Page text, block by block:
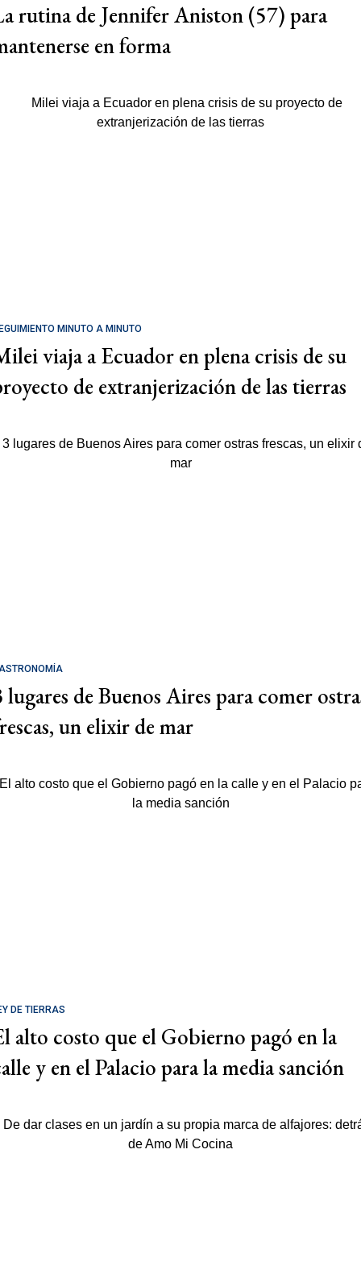
rutina de Jennifer Aniston (57) para
en forma
MINUTO A MINUTO
viaja a Ecuador en plena crisis de su
de extranjerización de las tierras
lugares de Buenos Aires para comer
un elixir de mar
DE TIERRAS
alto costo que el Gobierno pagó en la
y en el Palacio para la media sanción